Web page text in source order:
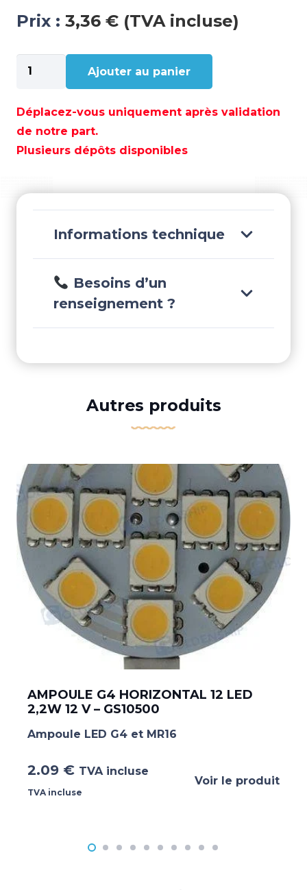
Prix : 3,36 € (TVA incluse)
quantité
de
G4
VERTICAL
15LED
GS10513
Ajouter au panier
Déplacez-vous uniquement après validation
de notre part.
Plusieurs dépôts disponibles
Informations technique
Besoins d’un
renseignement ?
Autres produits
AMPOULE G4 HORIZONTAL 12 LED
2,2W 12 V – GS10500
Ampoule LED G4 et MR16
2.09 € TVA incluse
TVA incluse
Voir le produit